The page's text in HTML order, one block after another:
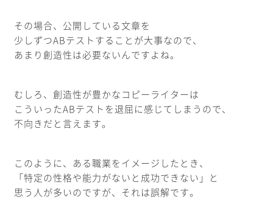
その場合、公開している文章を
少しずつABテストすることが大事なので、
あまり創造性は必要ないんですよね。
むしろ、創造性が豊かなコピーライターは
こういったABテストを退屈に感じてしまうので、
不向きだと言えます。
このように、ある職業をイメージしたとき、
「特定の性格や能力がないと成功できない」と
思う人が多いのですが、それは誤解です。